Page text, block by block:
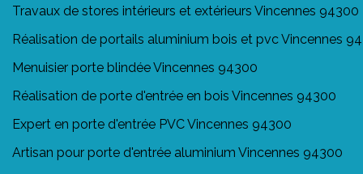
Travaux de stores intérieurs et extérieurs Vincennes 94300
Réalisation de portails aluminium bois et pvc Vincennes
Menuisier porte blindée Vincennes 94300
Réalisation de porte d'entrée en bois Vincennes 94300
Expert en porte d'entrée PVC Vincennes 94300
Artisan pour porte d'entrée aluminium Vincennes 94300